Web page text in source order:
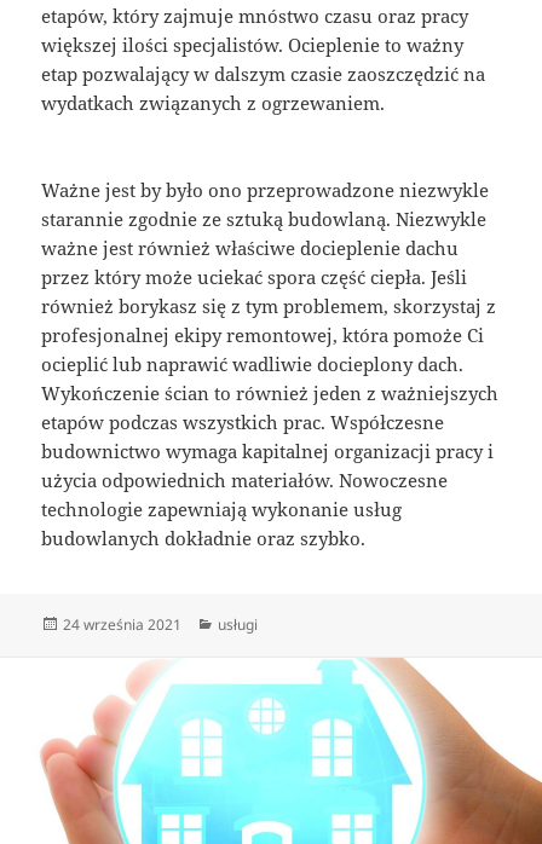
etapów, który zajmuje mnóstwo czasu oraz pracy
większej ilości specjalistów. Ocieplenie to ważny
etap pozwalający w dalszym czasie zaoszczędzić na
wydatkach związanych z ogrzewaniem.
Ważne jest by było ono przeprowadzone niezwykle
starannie zgodnie ze sztuką budowlaną. Niezwykle
ważne jest również właściwe docieplenie dachu
przez który może uciekać spora część ciepła. Jeśli
również borykasz się z tym problemem, skorzystaj z
profesjonalnej ekipy remontowej, która pomoże Ci
ocieplić lub naprawić wadliwie docieplony dach.
Wykończenie ścian to również jeden z ważniejszych
etapów podczas wszystkich prac. Współczesne
budownictwo wymaga kapitalnej organizacji pracy i
użycia odpowiednich materiałów. Nowoczesne
technologie zapewniają wykonanie usług
budowlanych dokładnie oraz szybko.
Data
24 września 2021 Kategorie
usługi